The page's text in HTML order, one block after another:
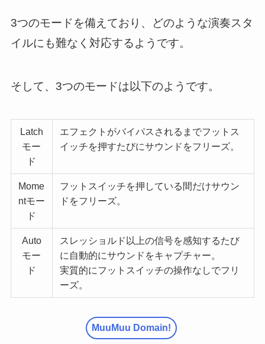
3つのモードを備えており、どのような演奏スタ
イルにも難なく対応するようです。
そして、3つのモードは以下のようです。
Latch
モー
ド
エフェクトがバイパスされるまでフットス
イッチを押すたびにサウンドをフリーズ。
Mome
ntモー
ド
フットスイッチを押している間だけサウン
ドをフリーズ。
Auto
モー
ド
スレッショルド以上の信号を感知するたび
に自動的にサウンドをキャプチャー。
実質的にフットスイッチの操作なしでフリ
ーズ。
MuuMuu Domain!